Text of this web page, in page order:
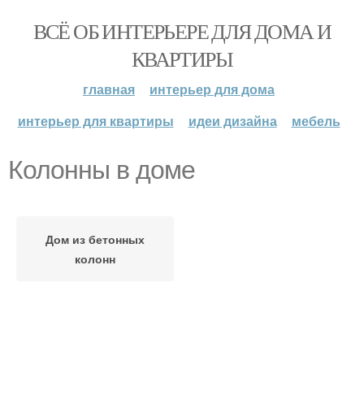
ВСЁ ОБ ИНТЕРЬЕРЕ ДЛЯ ДОМА И
КВАРТИРЫ
главная
интерьер для дома
интерьер для квартиры
идеи дизайна мебель
Колонны в доме
Дом из бетонных
колонн